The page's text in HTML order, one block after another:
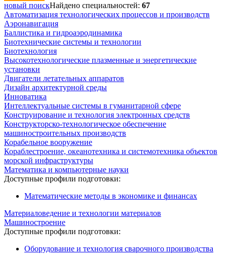
новый поискНайдено специальностей: 67
Автоматизация технологических процессов и производств
Аэронавигация
Баллистика и гидроаэродинамика
Биотехнические системы и технологии
Биотехнология
Высокотехнологические плазменные и энергетические
установки
Двигатели летательных аппаратов
Дизайн архитектурной среды
Инноватика
Интеллектуальные системы в гуманитарной сфере
Конструирование и технология электронных средств
Конструкторско-технологическое обеспечение
машиностроительных производств
Корабельное вооружение
Кораблестроение, океанотехника и системотехника объектов
морской инфраструктуры
Математика и компьютерные науки
Доступные профили подготовки:
Математические методы в экономике и финансах
Материаловедение и технологии материалов
Машиностроение
Доступные профили подготовки:
Оборудование и технология сварочного производства